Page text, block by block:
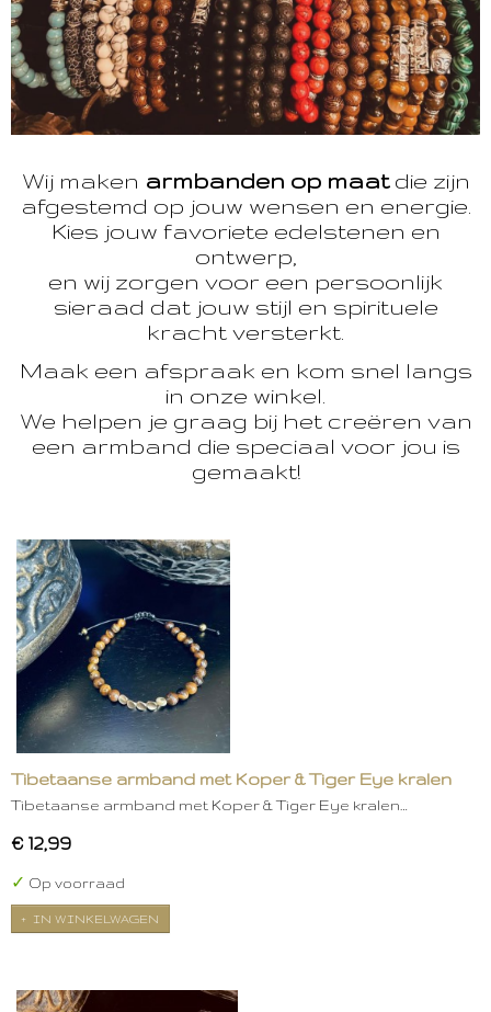
Wij maken armbanden op maatdie zijn
afgestemd op jouw wensen en energie.
Kies jouw favoriete edelstenen en
ontwerp,
en wij zorgen voor een persoonlijk
sieraad dat jouw stijl en spirituele
kracht versterkt.
Maak een afspraak en kom snel langs
in onze winkel.
We helpen je graag bij het creëren van
een armband die speciaal voor jou is
gemaakt!
Tibetaanse armband met Koper & Tiger Eye kralen
Tibetaanse armband met Koper & Tiger Eye kralen…
€ 12,99
✓ Op voorraad
IN WINKELWAGEN